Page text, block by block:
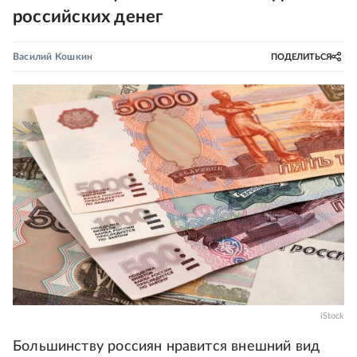
российских денег
Василий Кошкин ПОДЕЛИТЬСЯ
iStock
Большинству россиян нравится внешний вид